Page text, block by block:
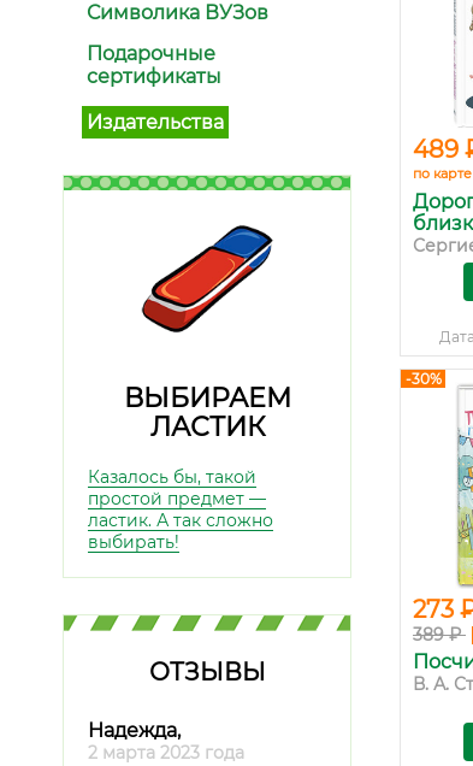
Символика ВУЗов
Подарочные
сертификаты
Издательства
ВЫБИРАЕМ
ЛАСТИК
Казалось бы, такой
простой предмет —
ластик. А так сложно
выбирать!
ОТЗЫВЫ
Надежда,
2 марта 2023 года
489
по карте
-30%
273
389 ₽
В. А.